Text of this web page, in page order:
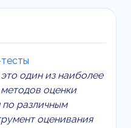
один из наиболее
оценки
по различным
оценивания